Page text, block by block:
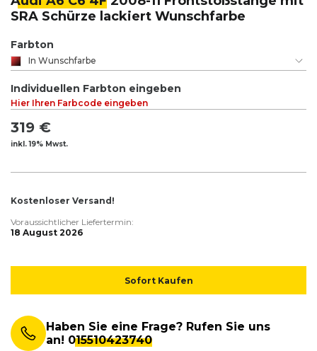
SRA Schürze lackiert Wunschfarbe
Farbton
In Wunschfarbe
Individuellen Farbton eingeben
Hier Ihren Farbcode eingeben
319 €
inkl. 19% Mwst.
Kostenloser Versand!
Voraussichtlicher Liefertermin:
18 August 2026
Sofort Kaufen
Haben Sie eine Frage? Rufen Sie uns
an! 015510423740